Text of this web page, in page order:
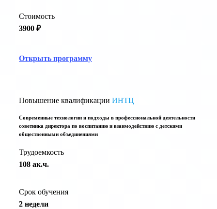
Стоимость
3900 ₽
Открыть программу
Повышение квалификации ИНТЦ
Современные технологии и подходы в профессиональной деятельности
советника директора по воспитанию и взаимодействию с детскими
общественными объединениями
Трудоемкость
108 ак.ч.
Срок обучения
2 недели